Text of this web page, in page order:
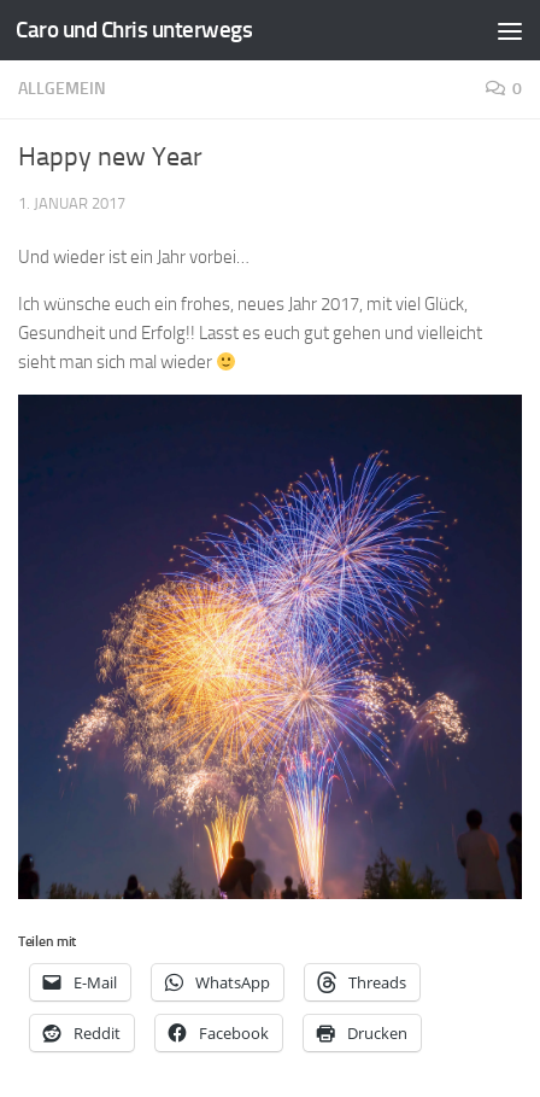
Zum Inhalt springen
Caro und Chris unterwegs
ALLGEMEIN 0
Happy new Year
1. JANUAR 2017
Und wieder ist ein Jahr vorbei…
Ich wünsche euch ein frohes, neues Jahr 2017, mit viel Glück,
Gesundheit und Erfolg!! Lasst es euch gut gehen und vielleicht
sieht man sich mal wieder
Teilen mit
E-Mail WhatsApp Threads
Reddit Facebook Drucken